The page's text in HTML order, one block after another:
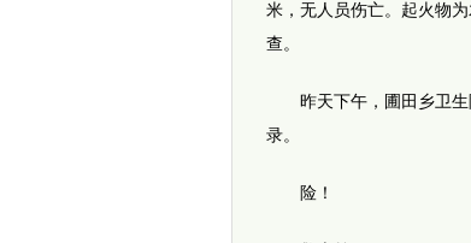
米，无人员伤亡。起火物
查。
昨天下午，圃田乡卫生
录。
险！